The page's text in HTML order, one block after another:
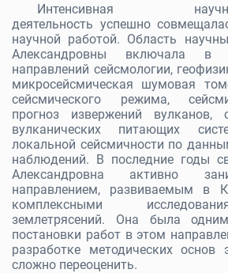
Интенсивная научно-
деятельность успешно
научной работой. Область
Александровны включала в
направлений сейсмологии,
микросейсмическая шумовая
сейсмического режима,
прогноз извержений вулканов,
вулканических питающих
локальной сейсмичности по
наблюдений. В последние годы
Александровна активно
направлением, развиваемым
комплексными
землетрясений. Она была
постановки работ в этом
разработке методических основ
сложно переоценить.